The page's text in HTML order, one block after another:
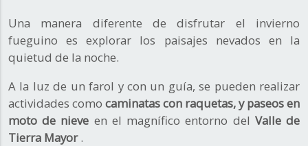
Una manera diferente de disfrutar el invierno
fueguino es explorar los paisajes nevados en la
quietud de la noche.
A la luz de un farol y con un guía, se pueden realizar
actividades como caminatas con raquetas, y paseos en
moto de nieve en el magnífico entorno del Valle de
Tierra Mayor.